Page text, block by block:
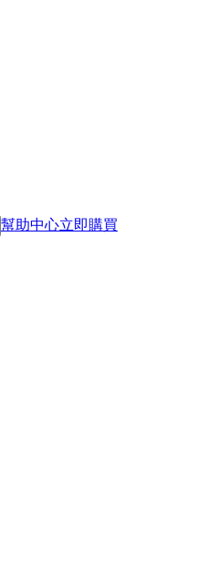
幫助中心立即購買